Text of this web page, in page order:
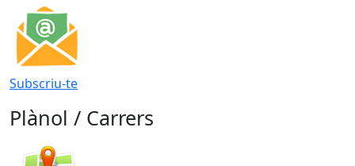
Subscriu-te
Plànol / Carrers